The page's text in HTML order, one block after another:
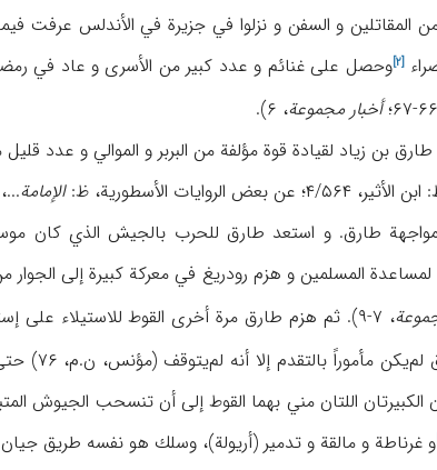
و السفن و نزلوا في جزيرة في
[۲]
أخبار مجموعة، ۶).
الأسطورية، ظ:
الإمامة...، ۲/۷۳؛ ابن القوطية، ۳۴).
طارق. و استعد طارق للحرب بالجيش الذي كان
المسلمين و هزم رودريغ في معركة كبيرة إلى الجوار
، ۷-۹). ثم هزم طارق مرة أخرى القوط للاستيلاء على
(المقري،
الكبيرتان اللتان مني بهما القوط إلى أن تنسحب الجيوش
و غرناطة و مالقة و تدمير (أريولة)، وسلك هو نفسه طريق